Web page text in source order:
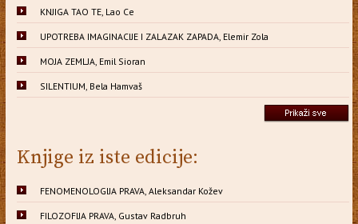
KNJIGA TAO TE, Lao Ce
UPOTREBA IMAGINACIJE I ZALAZAK ZAPADA, Elemir Zola
MOJA ZEMLJA, Emil Sioran
SILENTIUM, Bela Hamvaš
Knjige iz iste edicije:
FENOMENOLOGIJA PRAVA, Aleksandar Kožev
FILOZOFIJA PRAVA, Gustav Radbruh